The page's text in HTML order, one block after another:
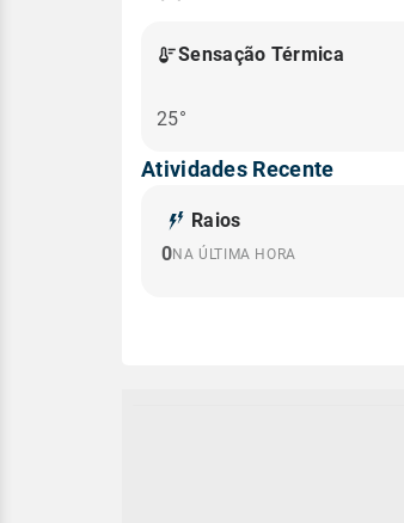
Sensação Térmica
25°
Atividades Recente
Raios
0NA ÚLTIMA HORA